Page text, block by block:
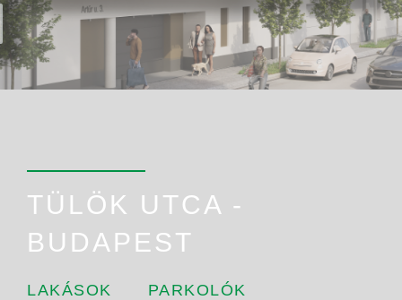
TÜLÖK UTCA -
BUDAPEST
LAKÁSOK
PARKOLÓK